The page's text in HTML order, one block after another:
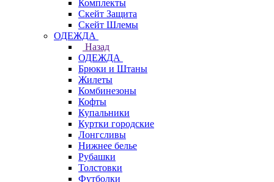
Комплекты
Скейт Защита
Скейт Шлемы
ОДЕЖДА
Назад
ОДЕЖДА
Брюки и Штаны
Жилеты
Комбинезоны
Кофты
Купальники
Куртки городские
Лонгсливы
Нижнее белье
Рубашки
Толстовки
Футболки